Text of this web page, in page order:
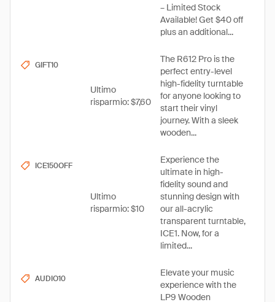
– Limited Stock
Available! Get $40 off
plus an additional...
GIFT10
Ultimo
risparmio: $7,60
The R612 Pro is the
perfect entry-level
high-fidelity turntable
for anyone looking to
start their vinyl
journey. With a sleek
wooden...
ICE150OFF
Ultimo
risparmio: $10
Experience the
ultimate in high-
fidelity sound and
stunning design with
our all-acrylic
transparent turntable,
ICE1. Now, for a
limited...
AUDIO10
Elevate your music
experience with the
LP9 Wooden